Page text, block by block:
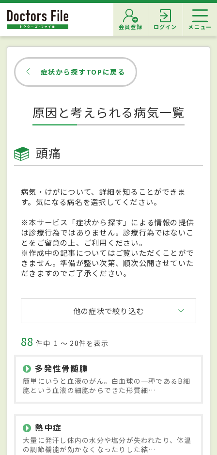
会員登録 ログイン メニュー
症状から探すTOPに戻る
原因と考えられる病気一覧
頭痛
病気・けがについて、詳細を知ることができま
す。気になる病名を選択してください。
※本サービス「症状から探す」による情報の提供
は診療行為ではありません。診療行為ではないこ
とをご留意の上、ご利用ください。
※作成中の記事についてはご覧いただくことがで
きません。準備が整い次第、順次公開させていた
だきますのでご了承ください。
他の症状で絞り込む
88 件中 1 〜 20件を表示
多発性骨髄腫
簡単にいうと血液のがん。白血球の一種であるB細
胞という血液の細胞からできた形質細…
熱中症
大量に発汗し体内の水分や塩分が失われたり、体温
の調節機能が効かなくなったりした結…